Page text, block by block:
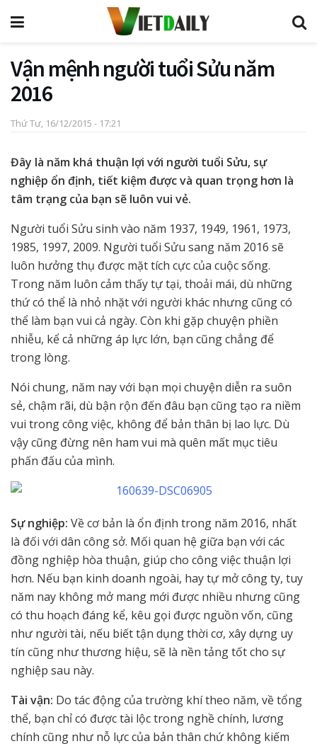
Vận mệnh người tuổi Sửu năm
2016
Thứ Tư, 16/12/2015 - 17:21
Đây là năm khá thuận lợi với người tuổi Sửu, sự
nghiệp ổn định, tiết kiệm được và quan trọng hơn là
tâm trạng của bạn sẽ luôn vui vẻ.
Người tuổi Sửu sinh vào năm 1937, 1949, 1961, 1973,
1985, 1997, 2009. Người tuổi Sửu sang năm 2016 sẽ
luôn hưởng thụ được mặt tích cực của cuộc sống.
Trong năm luôn cảm thấy tự tại, thoải mái, dù những
thứ có thể là nhỏ nhặt với người khác nhưng cũng có
thể làm bạn vui cả ngày. Còn khi gặp chuyện phiền
nhiễu, kể cả những áp lực lớn, bạn cũng chẳng để
trong lòng.
Nói chung, năm nay với bạn mọi chuyện diễn ra suôn
sẻ, chậm rãi, dù bận rộn đến đâu bạn cũng tạo ra niềm
vui trong công việc, không để bản thân bị lao lực. Dù
vậy cũng đừng nên ham vui mà quên mất mục tiêu
phấn đấu của mình.
Sự nghiệp: Về cơ bản là ổn định trong năm 2016, nhất
là đối với dân công sở. Mối quan hệ giữa bạn với các
đồng nghiệp hòa thuận, giúp cho công việc thuận lợi
hơn. Nếu bạn kinh doanh ngoài, hay tự mở công ty, tuy
năm nay không mở mang mới được nhiều nhưng cũng
có thu hoạch đáng kể, kêu gọi được nguồn vốn, cũng
như người tài, nếu biết tận dụng thời cơ, xây dựng uy
tín cũng như thương hiệu, sẽ là nền tảng tốt cho sự
nghiệp sau này.
Tài vận: Do tác động của trường khí theo năm, về tổng
thể, bạn chỉ có được tài lộc trong nghề chính, lương
chính cũng như nỗ lực của bản thân chứ không kiếm